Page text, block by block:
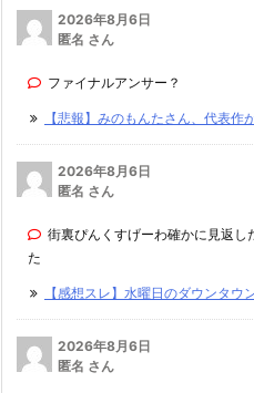
2026年8月6日
匿名 さん
ファイナルアンサー？
【悲報】みのもんたさん、代表作
2026年8月6日
匿名 さん
街裏ぴんくすげーわ確かに見返
た
【感想スレ】水曜日のダウンタウ
2026年8月6日
匿名 さん